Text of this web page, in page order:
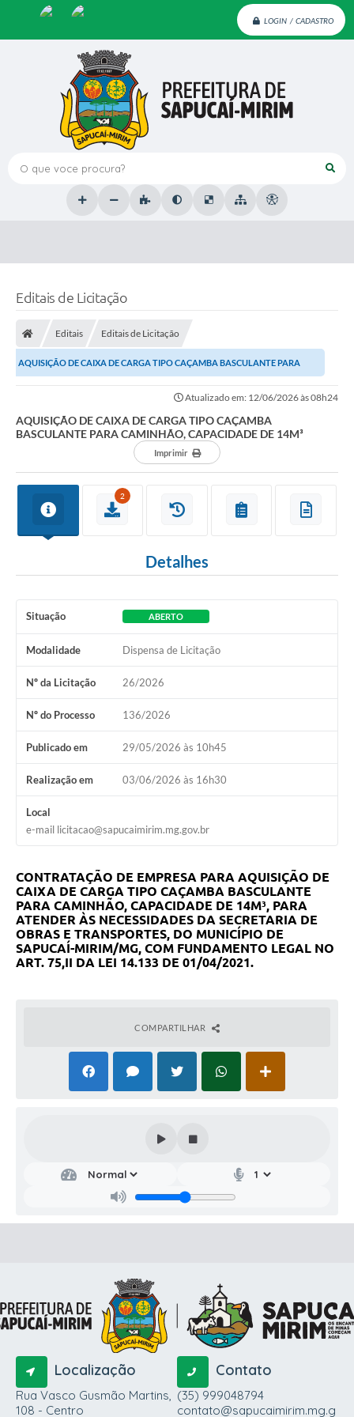
LOGIN / CADASTRO
O que voce procura?
Editais de Licitação
Editais Editais de Licitação
AQUISIÇÃO DE CAIXA DE CARGA TIPO CAÇAMBA BASCULANTE PARA
Atualizado em: 12/06/2026 às 08h24
AQUISIÇÃO DE CAIXA DE CARGA TIPO CAÇAMBA
BASCULANTE PARA CAMINHÃO, CAPACIDADE DE 14M³
Imprimir
2
Detalhes
Situação ABERTO
Modalidade Dispensa de Licitação
Nº da Licitação 26/2026
Nº do Processo 136/2026
Publicado em 29/05/2026 às 10h45
Realização em 03/06/2026 às 16h30
Local
e-mail licitacao@sapucaimirim.mg.gov.br
CONTRATAÇÃO DE EMPRESA PARA AQUISIÇÃO DE
CAIXA DE CARGA TIPO CAÇAMBA BASCULANTE
PARA CAMINHÃO, CAPACIDADE DE 14M³, PARA
ATENDER ÀS NECESSIDADES DA SECRETARIA DE
OBRAS E TRANSPORTES, DO MUNICÍPIO DE
SAPUCAÍ-MIRIM/MG, COM FUNDAMENTO LEGAL NO
ART. 75,II DA LEI 14.133 DE 01/04/2021.
COMPARTILHAR
Localização
Rua Vasco Gusmão Martins,
108 - Centro
Contato
(35) 999048794
contato@sapucaimirim.mg.g